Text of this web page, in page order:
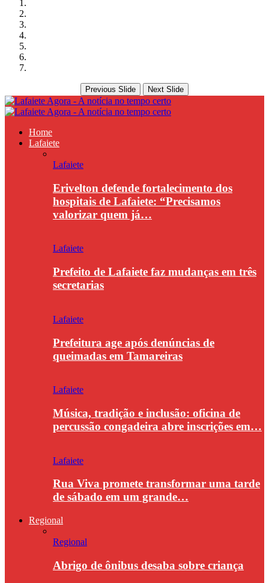
Previous Slide Next Slide
Home
Lafaiete
Lafaiete
Erivelton defende fortalecimento dos
hospitais de Lafaiete: “Precisamos
valorizar quem já…
Lafaiete
Prefeito de Lafaiete faz mudanças em três
secretarias
Lafaiete
Prefeitura age após denúncias de
queimadas em Tamareiras
Lafaiete
Música, tradição e inclusão: oficina de
percussão congadeira abre inscrições em…
Lafaiete
Rua Viva promete transformar uma tarde
de sábado em um grande…
Regional
Regional
Abrigo de ônibus desaba sobre criança